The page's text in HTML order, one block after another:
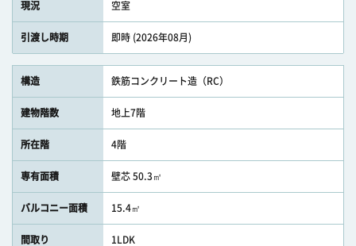
現況 空室
引渡し時期 即時 (2026年08月)
構造 鉄筋コンクリート造（RC）
建物階数 地上7階
所在階 4階
専有面積 壁芯 50.3㎡
バルコニー面積 15.4㎡
間取り 1LDK